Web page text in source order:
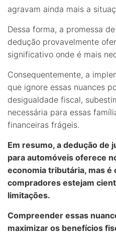
agravam ainda mais a
Dessa forma, a promessa
dedução provavelmente
significativo onde é mais
Consequentemente, a
que ignore essas nuances
desigualdade fiscal,
necessária para essas
financeiras frágeis.
Em resumo, a dedução de
para automóveis oferece
economia tributária, mas é
compradores estejam
limitações.
Compreender essas
maximizar os benefícios